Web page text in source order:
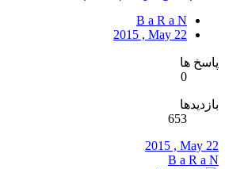
B a R a N
2015 , May 22
پاسخ ها
0
بازدیدها
653
2015 , May 22
B a R a N